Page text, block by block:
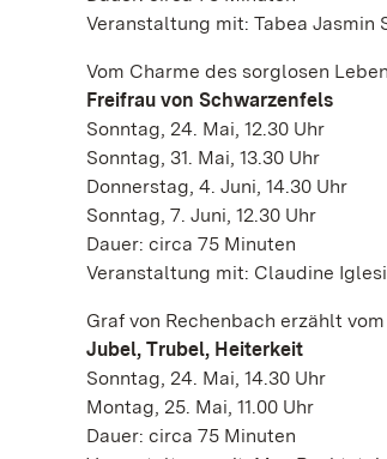
Veranstaltung mit: Tabea Jasmin
Vom Charme des sorglosen
Freifrau von Schwarzenfels
Sonntag, 24. Mai, 12.30 Uhr
Sonntag, 31. Mai, 13.30 Uhr
Donnerstag, 4. Juni, 14.30 Uhr
Sonntag, 7. Juni, 12.30 Uhr
Dauer: circa 75 Minuten
Veranstaltung mit: Claudine
Graf von Rechenbach erzählt
Jubel, Trubel, Heiterkeit
Sonntag, 24. Mai, 14.30 Uhr
Montag, 25. Mai, 11.00 Uhr
Dauer: circa 75 Minuten